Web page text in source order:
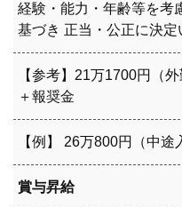
経験・能力・年齢等を考
基づき 正当・公正に決定
【参考】21万1700円（
＋報奨金
【例】 26万800円（中途
賞与昇給